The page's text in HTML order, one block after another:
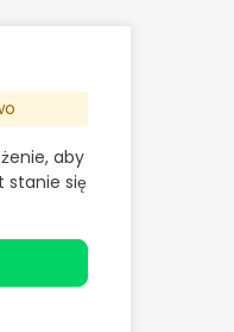
aby
stanie się